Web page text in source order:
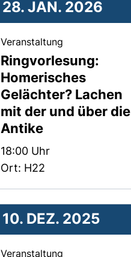
Ringvorlesung:
Homerisches
Gelächter? Lachen
mit der und über die
Antike
Veranstaltung
Zeit:
18:00 Uhr
Ort: H22
28. JAN. 2026
Veranstaltung
10. DEZ. 2025